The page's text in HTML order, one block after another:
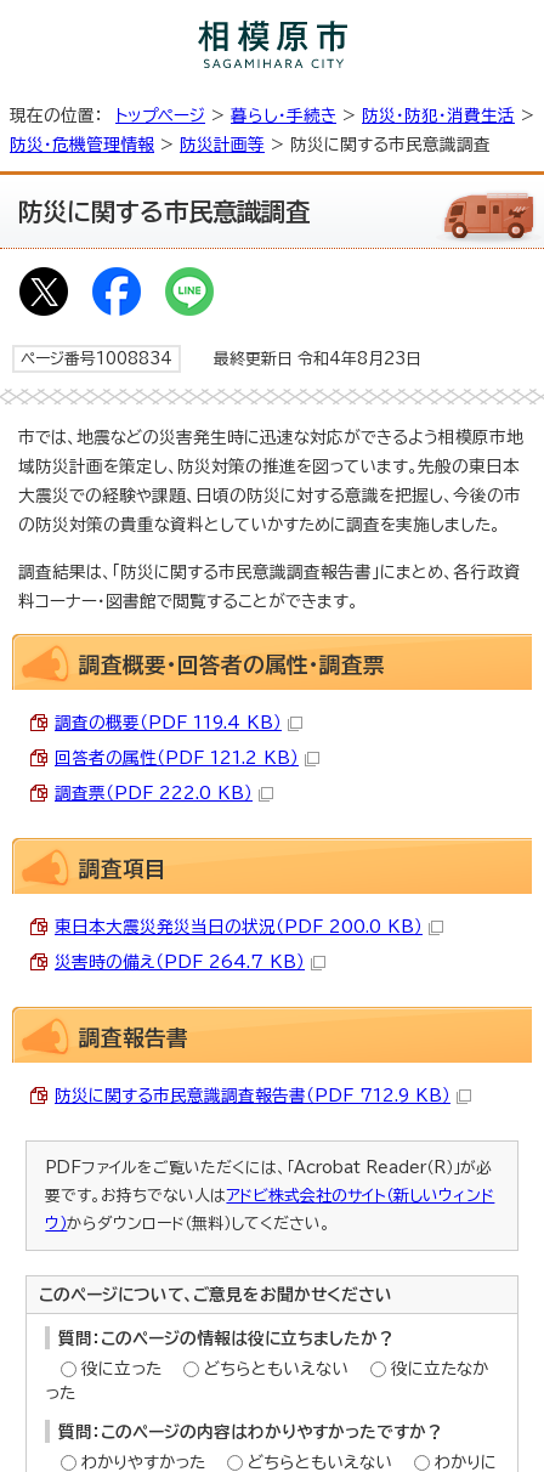
現在の位置： トップページ > 暮らし・手続き > 防災・防犯・消費生活 >
防災・危機管理情報 > 防災計画等 > 防災に関する市民意識調査
防災に関する市民意識調査
ページ番号1008834 最終更新日 令和4年8月23日
市では、地震などの災害発生時に迅速な対応ができるよう相模原市地
域防災計画を策定し、防災対策の推進を図っています。先般の東日本
大震災での経験や課題、日頃の防災に対する意識を把握し、今後の市
の防災対策の貴重な資料としていかすために調査を実施しました。
調査結果は、「防災に関する市民意識調査報告書」にまとめ、各行政資
料コーナー・図書館で閲覧することができます。
調査概要・回答者の属性・調査票
調査の概要（PDF 119.4 KB）
回答者の属性（PDF 121.2 KB）
調査票（PDF 222.0 KB）
調査項目
東日本大震災発災当日の状況（PDF 200.0 KB）
災害時の備え（PDF 264.7 KB）
調査報告書
防災に関する市民意識調査報告書（PDF 712.9 KB）
PDFファイルをご覧いただくには、「Acrobat Reader（R）」が必
要です。お持ちでない人はアドビ株式会社のサイト（新しいウィンド
ウ）からダウンロード（無料）してください。
このページについて、ご意見をお聞かせください
質問：このページの情報は役に立ちましたか？
役に立った
どちらともいえない
役に立たなか
った
質問：このページの内容はわかりやすかったですか？
わかりやすかった
どちらともいえない
わかりに